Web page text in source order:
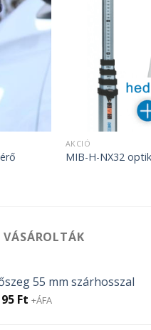
AKCIÓ
MIB-H-NX32
VÁSÁROLTÁK
55 mm szárhosszal
Original
95 FtCurrent
+ÁFA